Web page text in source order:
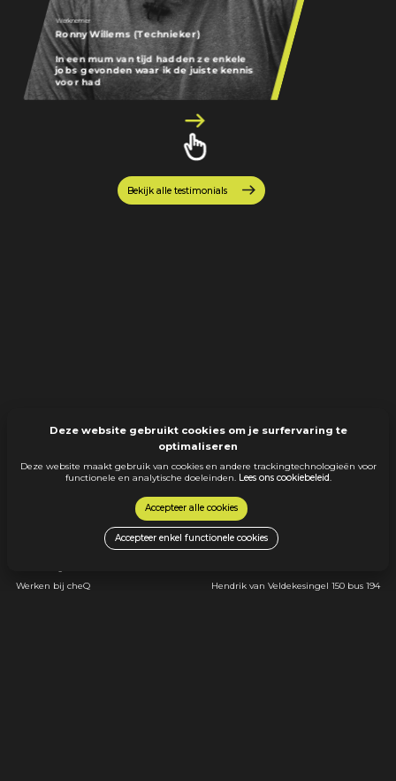
Werknemer
Ronny Willems (Technieker)
In een mum van tijd hadden ze enkele
jobs gevonden waar ik de juiste kennis
voor had
Bekijk alle testimonials
Deze website gebruikt cookies om je surfervaring te
optimaliseren
Deze website maakt gebruik van cookies en andere trackingtechnologieën voor
functionele en analytische doeleinden. Lees ons cookiebeleid.
Accepteer alle cookies
Accepteer enkel functionele cookies
Werken bij cheQ
Hendrik van Veldekesingel 150 bus 194